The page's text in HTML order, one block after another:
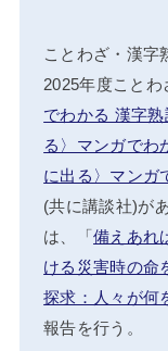
ことわざ・漢字
2025年度こと
でわかる 漢字
る〉マンガでわ
に出る〉マンガ
(共に講談社)が
は、「備えあれ
ける災害時の命
探求：人々が何
報告を行う。